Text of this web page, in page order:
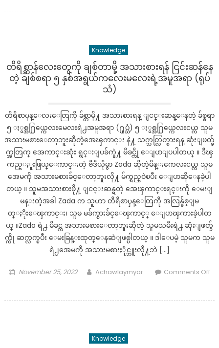
တစ်
ကောင်
ကံကောင်း
င့်
ဖမ်းမိ
ခဲ့
သော်လည်း
တစ်ခါတည်း
ဟင်း
ချက်
စား
ရန်
ဥ်
နေ
ကြော
အိမ်နီးချင်း
More
Knowledge
တိရိစ္ဆာန်လေးတွေကို ချစ်တာမို့ အသားစားရန် ငြင်းဆန်နေ
တဲ့ ချစ်စရာ ၅ နှစ်အရွယ်ကလေးမလေးရဲ့အမူအရာ (ရုပ်
သံ)
တိရိစာၦန္ေလးေတြကို ခ်စ္တာမို႔ အသားစားရန္ ျငင္းဆန္ေနတဲ့ ခ်စ္စရာ
၅ ႏွစ္အ႐ြယ္ကေလးမေလးရဲ႕အမူအရာ (႐ုပ္သံ) ၅ ႏွစ္အ႐ြယ္ကေလးငယ္က သူမ
အသားမစားေတာ့ဘူးဆိုတဲ့အေၾကာင္း နဲ႔ သက္သတ္လြတ္စားရန္ ဆုံးျဖတ္ခ်
က္အတြက္ အေကာင္းဆုံး ရွင္းျပခ်က္နဲ႔ မိခင္ကို ေျပာျပပါတယ္ ။ ဒီၾ
ကည္ႏူးဖြယ္ေကာင္းတဲ့ ဗီဒီယိုမွာ Zada ​​ဆိုတဲ့မိန္းကေလးငယ္က သူမ
အေမကို အသားမစားခ်င္ေတာ့ဘူးလို႔ မ်က္ရည္ဝဲၿပီး ေျပာဆိုေနခဲ့ပါ
တယ္ ။ သူမအသားစားဖို႔ ျငင္းဆန္ရတဲ့ အေၾကာင္းရင္းကို ေမးျ
မန္းတဲ့အခါ Zada ​​က သူဟာ တိရိစာၦန္ေတြကို အလြန္ခ်စ္ျမ
တ္ႏိုးေၾကာင္း၊ သူမ မခ်က္စားခ်င္ေၾကာင့္ ေျပာၾကားခဲ့ပါတ
ယ္ ။Zada ရဲ႕ မိခင္က အသားမစားေတာ့ဘူးဆိုတဲ့ သူမသမီးရဲ႕ ဆုံးျဖတ္ခ်
က္ကို ဆက္လက္ၿပီး ေမးခြန္းထုတ္ေနဆဲျဖစ္ပါတယ္ ။ ဒါေပမဲ့ သူမက သူမ
ရဲ႕အေမကို အသားမစားႏိုင္ဘူးလို႔ဘဲ […]
Posted
November 25, 2022 Author
Achawlaymyar
Comments Off
န်
Knowledge